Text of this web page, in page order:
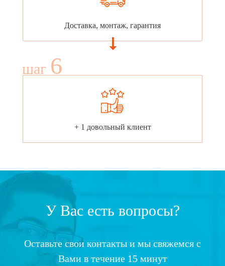
Доставка, монтаж, гарантия
шаг 6
+ 1 довольный клиент
У Вас есть вопросы?
Оставьте свои контакты и мы свяжемся с
Вами в течение 15 минут